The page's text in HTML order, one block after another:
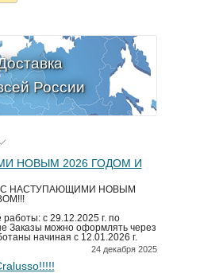
России
НОВЫМ 2026 ГОДОМ И
С НАСТУПАЮЩИМИ НОВЫМ
с 29.12.2025 г. по
Заказы можно оформлять через
начиная с 12.01.2026 г.
24 декабря 2025